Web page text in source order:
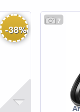
-38%
7